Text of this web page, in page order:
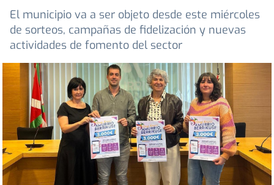
El municipio va a ser objeto desde este miércoles
de sorteos, campañas de fidelización y nuevas
actividades de fomento del sector